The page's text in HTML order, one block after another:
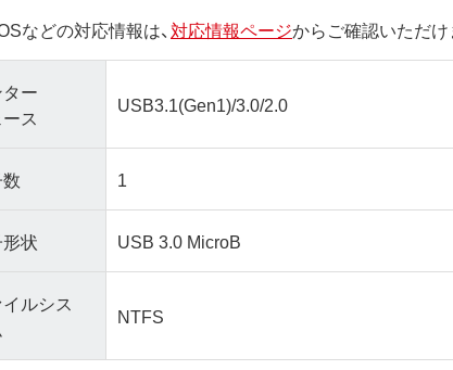
などの対応情報は、対応情報ページからご確認いただけ
ー
ス
USB3.1(Gen1)/3.0/2.0
1
状 USB 3.0 MicroB
ルシス
NTFS